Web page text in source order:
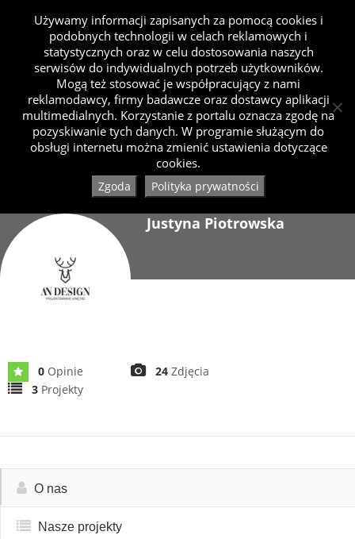
Justyna Piotrowska
0 Opinie 24 Zdjęcia
3 Projekty
O nas
Nasze projekty
Używamy informacji zapisanych za pomocą cookies i
podobnych technologii w celach reklamowych i
statystycznych oraz w celu dostosowania naszych
serwisów do indywidualnych potrzeb użytkowników.
Mogą też stosować je współpracujący z nami
reklamodawcy, firmy badawcze oraz dostawcy aplikacji
multimedialnych. Korzystanie z portalu oznacza zgodę na
pozyskiwanie tych danych. W programie służącym do
obsługi internetu można zmienić ustawienia dotyczące
cookies.
Zgoda Polityka prywatności